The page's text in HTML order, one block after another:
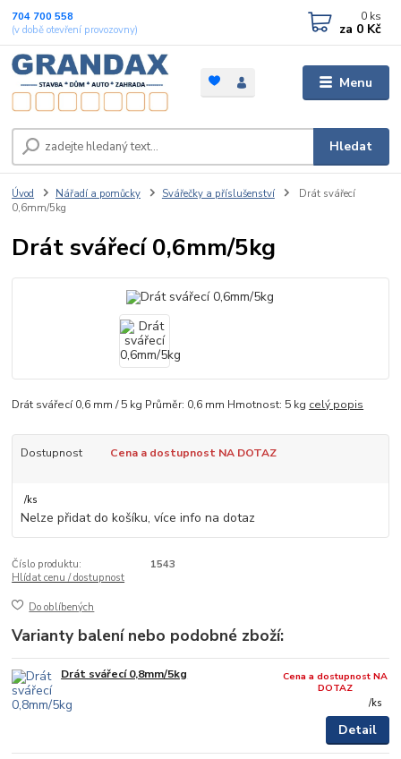
Menu
Hledat
704 700 558
(v době otevření provozovny)
0 ks
za 0 Kč
Úvod Nářadí a pomůcky Svářečky a příslušenství
Drát svářecí
0,6mm/5kg
Drát svářecí 0,6mm/5kg
Drát svářecí 0,6 mm / 5 kg Průměr: 0,6 mm Hmotnost: 5 kg celý popis
Dostupnost Cena a dostupnost NA DOTAZ
/ks
Nelze přidat do košíku, více info na dotaz
Číslo produktu:
1543
Hlídat cenu / dostupnost
Do oblíbených
Varianty balení nebo podobné zboží:
Drát svářecí 0,8mm/5kg
/ks
Cena a dostupnost NA
DOTAZ
Detail